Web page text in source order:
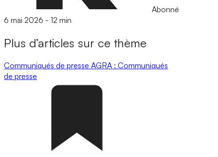
Abonné
6 mai 2026 - 12 min
Plus d’articles sur ce thème
Communiqués de presse AGRA : Communiqués
de presse